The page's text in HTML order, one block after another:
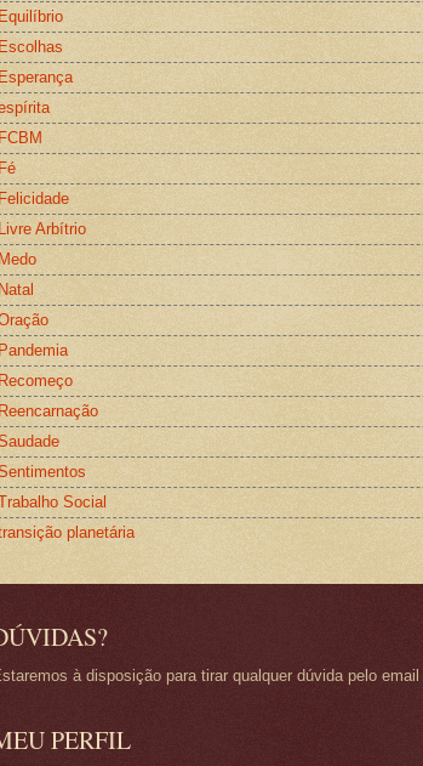
Equilíbrio
Escolhas
Esperança
FCBM
Fé
Felicidade
Livre Arbítrio
Medo
Natal
Pandemia
Recomeço
Reencarnação
Social
planetária
à disposição para tirar qualquer dúvida pelo email
PERFIL